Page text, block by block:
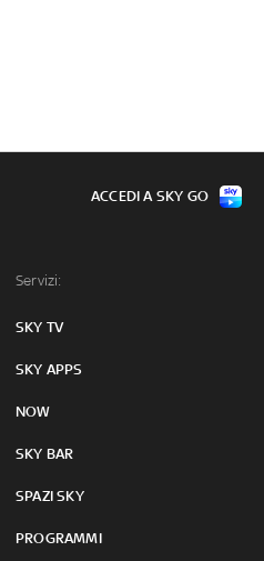
Servizi:
SKY TV
SKY APPS
NOW
SKY BAR
SPAZI SKY
PROGRAMMI
ACCEDI A SKY GO